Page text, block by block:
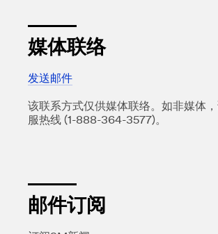
媒体联络
发送邮件
该联系方式仅供媒体联络。如非媒体
服热线 (1-888-364-3577)。
邮件订阅